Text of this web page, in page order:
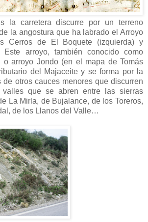
la carretera discurre por un terreno
la angostura que ha labrado el Arroyo
Cerros de El Boquete (izquierda) y
Este arroyo, también conocido como
o arroyo Jondo (en el mapa de Tomás
del Majaceite y se forma por la
otros cauces menores que discurren
valles que se abren entre las sierras
La Mirla, de Bujalance, de los Toreros,
de los Llanos del Valle…